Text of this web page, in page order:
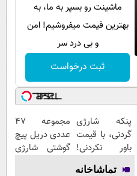
ماشینت رو بسپر به ما، به
بهترین قیمت میفروشیم! امن
و بی درد سر
ثبت درخواست
پنکه شارژی
گردنی، با قیمت
باور نکردنی!
(فرصت محدود)
مجموعه 47
عددی دریل پیچ
گوشتی شارژی
تماشاخانه